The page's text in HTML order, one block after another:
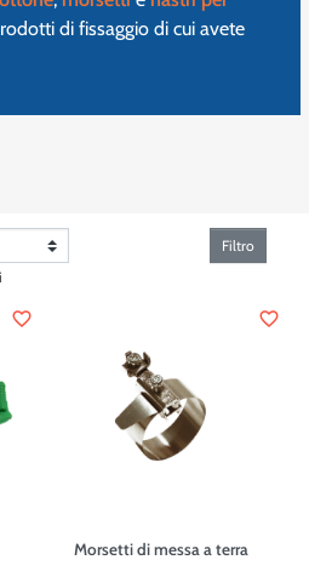
di fissaggio di cui avete
Filtro
favorite_border
Morsetti di messa a terra
favorite_border